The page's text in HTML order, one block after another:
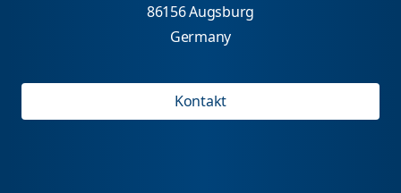
86156 Augsburg
Germany
Kontakt